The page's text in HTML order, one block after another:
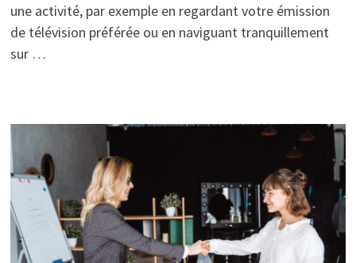
une activité, par exemple en regardant votre émission
de télévision préférée ou en naviguant tranquillement
sur …